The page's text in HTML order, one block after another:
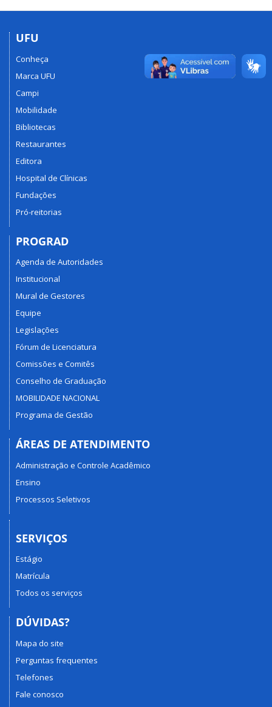
UFU
Conheça
Marca UFU
Campi
Mobilidade
Bibliotecas
Restaurantes
Editora
Hospital de Clínicas
Fundações
Pró-reitorias
PROGRAD
Agenda de Autoridades
Institucional
Mural de Gestores
Equipe
Legislações
Fórum de Licenciatura
Comissões e Comitês
Conselho de Graduação
MOBILIDADE NACIONAL
Programa de Gestão
ÁREAS DE ATENDIMENTO
Administração e Controle Acadêmico
Ensino
Processos Seletivos
SERVIÇOS
Estágio
Matrícula
Todos os serviços
DÚVIDAS?
Mapa do site
Perguntas frequentes
Telefones
Fale conosco